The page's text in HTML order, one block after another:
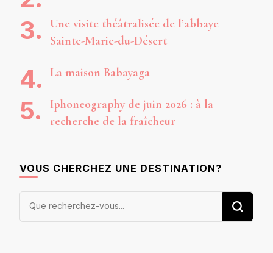
Une visite théâtralisée de l’abbaye
Sainte-Marie-du-Désert
La maison Babayaga
Iphoneography de juin 2026 : à la
recherche de la fraîcheur
VOUS CHERCHEZ UNE DESTINATION?
Vous